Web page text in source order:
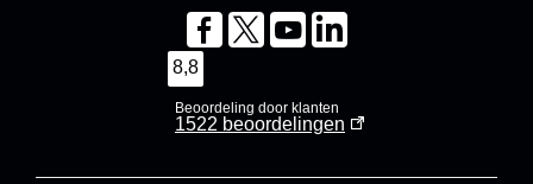
8,8
Beoordeling door klanten
1522 beoordelingen